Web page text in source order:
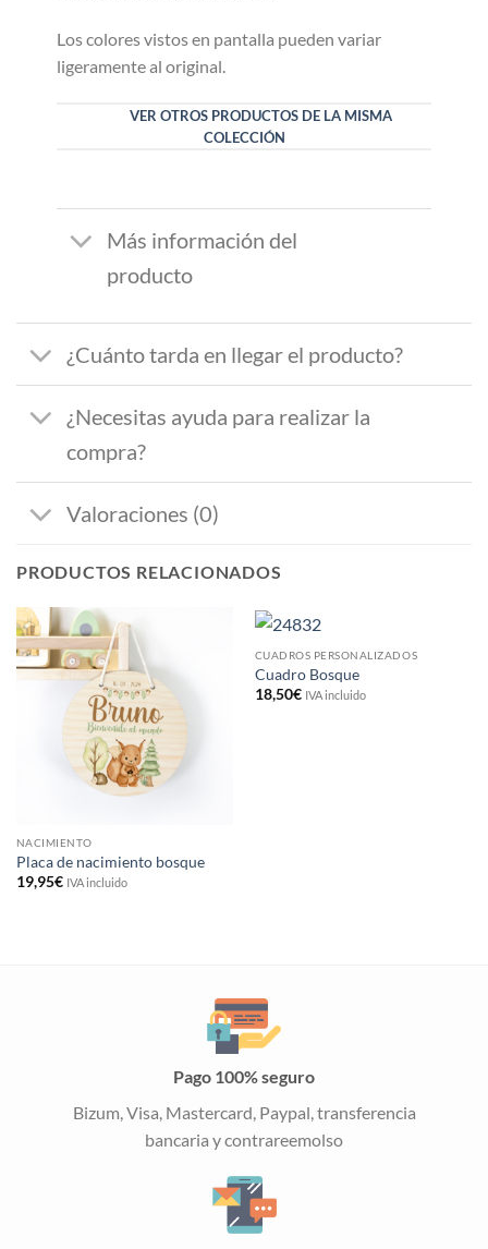
Los colores vistos en pantalla pueden variar
ligeramente al original.
VER OTROS PRODUCTOS DE LA MISMA
COLECCIÓN
Más información del
producto
¿Cuánto tarda en llegar el producto?
¿Necesitas ayuda para realizar la
compra?
Valoraciones (0)
PRODUCTOS RELACIONADOS
NACIMIENTO
Placa de nacimiento bosque
19,95€ IVA incluido
CUADROS PERSONALIZADOS
Cuadro Bosque
18,50€ IVA incluido
Pago 100% seguro
Bizum, Visa, Mastercard, Paypal, transferencia
bancaria y contrareemolso